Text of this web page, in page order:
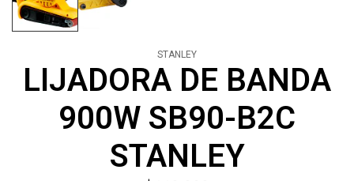
STANLEY
LIJADORA DE BANDA
900W SB90-B2C
STANLEY